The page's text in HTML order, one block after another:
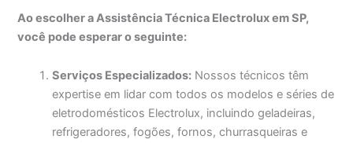
Ao escolher a Assistência Técnica Electrolux em SP,
você pode esperar o seguinte:
Serviços Especializados: Nossos técnicos têm
expertise em lidar com todos os modelos e séries de
eletrodomésticos Electrolux, incluindo geladeiras,
refrigeradores, fogões, fornos, churrasqueiras e